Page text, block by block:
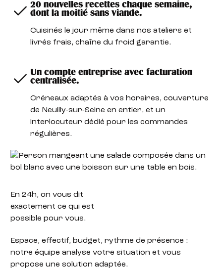
20 nouvelles recettes chaque semaine,
dont la moitié sans viande.
Cuisinés le jour même dans nos ateliers et
livrés frais, chaîne du froid garantie.
Un compte entreprise avec facturation
centralisée.
Créneaux adaptés à vos horaires, couverture
de Neuilly-sur-Seine en entier, et un
interlocuteur dédié pour les commandes
régulières.
En 24h, on vous dit
exactement ce qui est
possible pour vous.
Espace, effectif, budget, rythme de présence :
notre équipe analyse votre situation et vous
propose une solution adaptée.